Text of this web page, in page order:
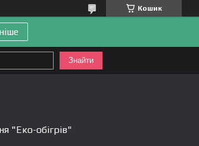
Кошик
Знайти
"Еко-обігрів"